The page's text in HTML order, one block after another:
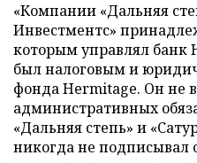
«Компании «Дальняя
Инвестментс»
которым управлял банк
был налоговым и
фонда Hermitage. Он не
административных
«Дальняя степь» и
никогда не